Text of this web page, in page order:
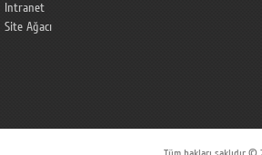
Intranet
Site Ağacı